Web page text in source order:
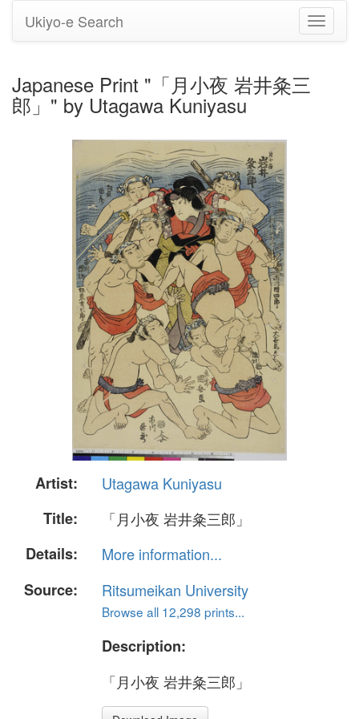
Toggle
Ukiyo-e Search
Japanese Print "「月小夜 岩井粂三
郎」" by Utagawa Kuniyasu
Artist:
Utagawa Kuniyasu
Title:
「月小夜 岩井粂三郎」
Details:
More information...
Source:
Ritsumeikan University
Browse all 12,298 prints...
Description:
「月小夜 岩井粂三郎」